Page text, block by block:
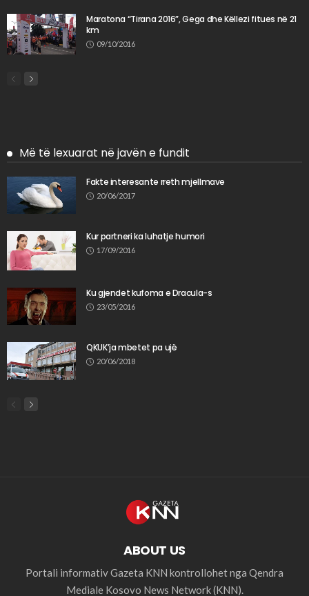
Maratona “Tirana 2016”, Gega dhe Këllezi fitues në 21
km
09/10/2016
Më të lexuarat në javën e fundit
Fakte interesante rreth mjellmave
20/06/2017
Kur partneri ka luhatje humori
17/09/2016
Ku gjendet kufoma e Dracula-s
23/05/2016
QKUK’ja mbetet pa ujë
20/06/2018
ABOUT US
Portali informativ Gazeta KNN kontrollohet nga Qendra
Mediale Kosovo News Network (KNN).